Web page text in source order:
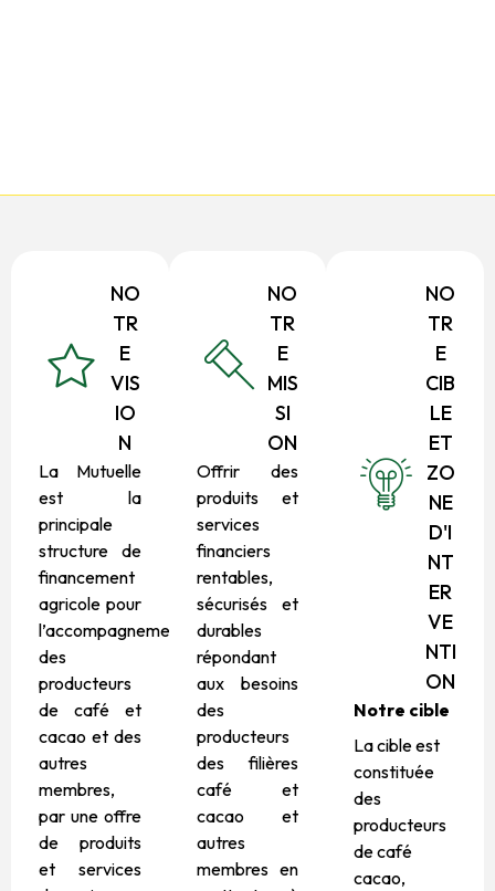
NO
TR
E
VIS
IO
N
La Mutuelle
est la
principale
structure de
financement
agricole pour
l’accompagnement
des
producteurs
de café et
cacao et des
autres
membres,
par une offre
de produits
et services
NO
TR
E
MIS
SI
ON
Offrir des
produits et
services
financiers
rentables,
sécurisés et
durables
répondant
aux besoins
des
producteurs
des filières
café et
cacao et
autres
membres en
NO
TR
E
CIB
LE
ET
ZO
NE
D'I
NT
ER
VE
NTI
ON
Notre cible
La cible est
constituée
des
producteurs
de café
cacao,